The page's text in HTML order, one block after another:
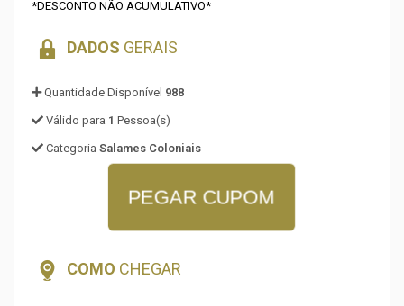
*DESCONTO NÃO ACUMULATIVO*
DADOS GERAIS
Quantidade Disponível 988
Válido para 1 Pessoa(s)
Categoria Salames Coloniais
PEGAR CUPOM
COMO CHEGAR